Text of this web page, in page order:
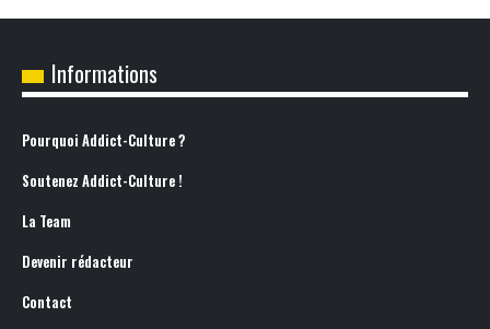
Informations
Pourquoi Addict-Culture ?
Soutenez Addict-Culture !
La Team
Devenir rédacteur
Contact